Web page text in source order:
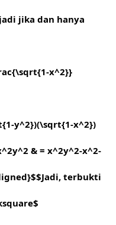
jika dan hanya
x^2}}
y^2})(\sqrt{1-x^2})
& = x^2y^2-x^2-
terbukti